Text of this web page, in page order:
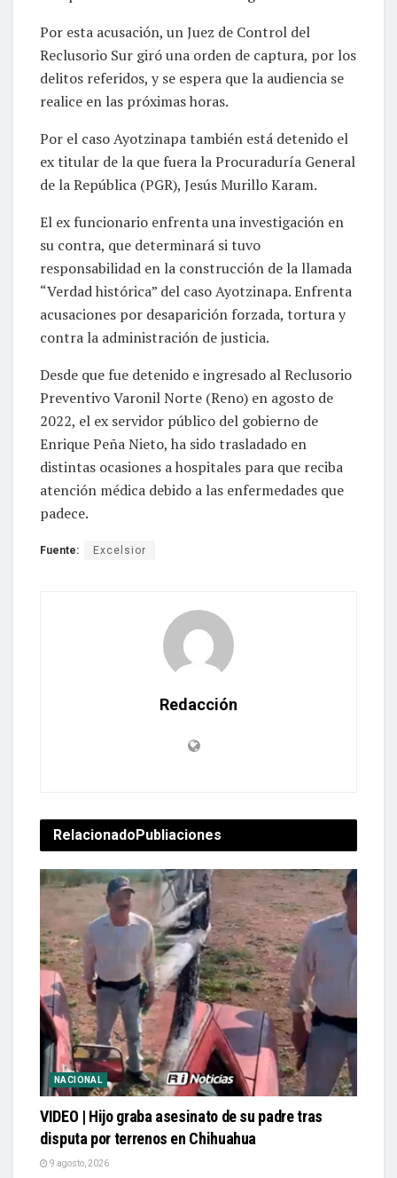
Por esta acusación, un Juez de Control del
Reclusorio Sur giró una orden de captura, por los
delitos referidos, y se espera que la audiencia se
realice en las próximas horas.
Por el caso Ayotzinapa también está detenido el
ex titular de la que fuera la Procuraduría General
de la República (PGR), Jesús Murillo Karam.
El ex funcionario enfrenta una investigación en
su contra, que determinará si tuvo
responsabilidad en la construcción de la llamada
“Verdad histórica” del caso Ayotzinapa. Enfrenta
acusaciones por desaparición forzada, tortura y
contra la administración de justicia.
Desde que fue detenido e ingresado al Reclusorio
Preventivo Varonil Norte (Reno) en agosto de
2022, el ex servidor público del gobierno de
Enrique Peña Nieto, ha sido trasladado en
distintas ocasiones a hospitales para que reciba
atención médica debido a las enfermedades que
padece.
Fuente: Excelsior
Redacción
Relacionado Publiaciones
NACIONAL
VIDEO | Hijo graba asesinato de su padre tras
disputa por terrenos en Chihuahua
9 agosto, 2026